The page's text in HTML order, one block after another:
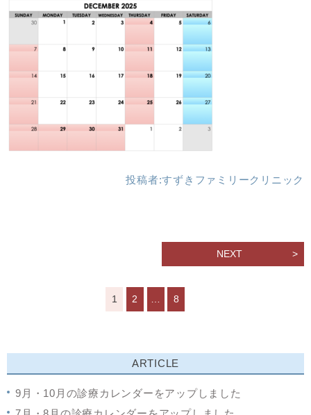
投稿者:すずきファミリークリニック
1 2 8
NEXT
ARTICLE
9月・10月の診療カレンダーをアップしました